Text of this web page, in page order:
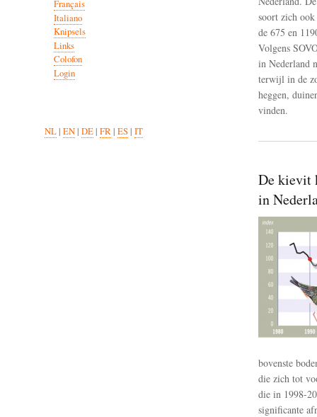
soort zich ook
de 675 en
Volgens
in Nederland
terwijl in de
heggen,
vinden.
De kievit
in
bovenste
die zich tot
die in 1998-
significante
Français
Italiano
Knipsels
Links
Colofon
Login
NL| EN| DE| FR| ES| IT